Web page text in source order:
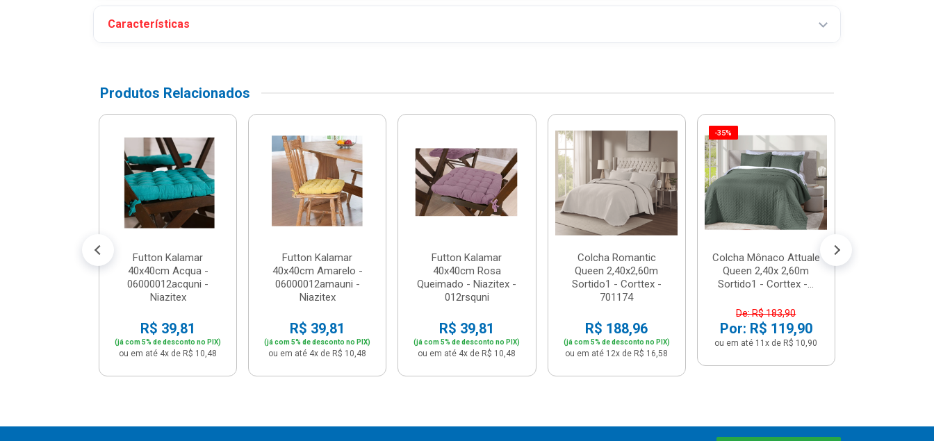
Características
Produtos Relacionados
Futton Kalamar
40x40cm Acqua -
06000012acquni -
Niazitex
R$ 39,81
(já com 5% de desconto no PIX)
ou em até 4x de R$ 10,48
Futton Kalamar
40x40cm Amarelo -
06000012amauni -
Niazitex
R$ 39,81
(já com 5% de desconto no PIX)
ou em até 4x de R$ 10,48
Futton Kalamar
40x40cm Rosa
Queimado - Niazitex -
012rsquni
R$ 39,81
(já com 5% de desconto no PIX)
ou em até 4x de R$ 10,48
Colcha Romantic
Queen 2,40x2,60m
Sortido1 - Corttex -
701174
R$ 188,96
(já com 5% de desconto no PIX)
ou em até 12x de R$ 16,58
-35%
Colcha Mônaco Attuale
Queen 2,40x 2,60m
Sortido1 - Corttex -...
De: R$ 183,90
Por: R$ 119,90
ou em até 11x de R$ 10,90